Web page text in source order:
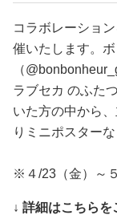
コラボレーショ
催いたします。
（
ラブセカ のふた
いた方の中から
りミニポスター
※４/23（金）～
↓ 詳細はこちらを